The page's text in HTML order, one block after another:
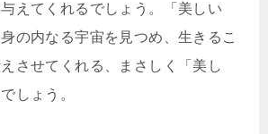
えてくれるでしょう。「美しい
の内なる宇宙を見つめ、生きるこ
させてくれる、まさしく「美し
しょう。